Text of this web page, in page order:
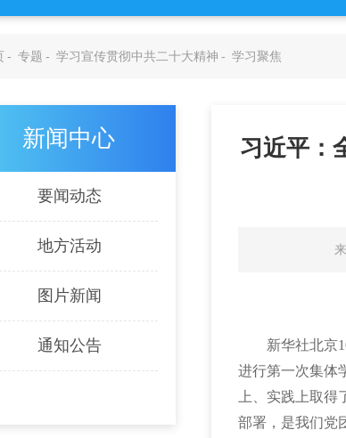
- 专题 - 学习宣传贯彻中共二十大精神 - 学习聚焦
新闻中心
要闻动态
地方活动
图片新闻
通知公告
习近平：
新华社北京
进行第一次集体
上、实践上取
部署，是我们党